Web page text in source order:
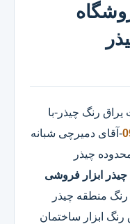
یراق رنگ چیذر -با
-آقای دمیرچی شبانه
چیذر
ابزار فروشی
رنگ منطقه چیذر
رنگ ابزار ساختمان